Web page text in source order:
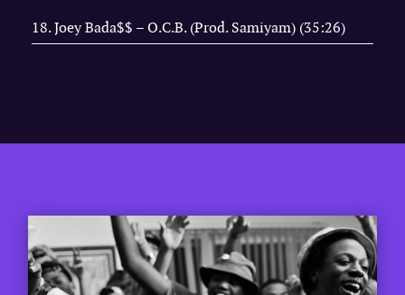
Joey Bada$$ – O.C.B. (Prod. Samiyam) (35:26)